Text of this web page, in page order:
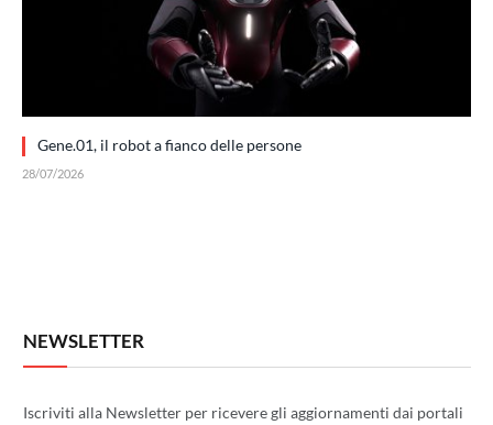
Gene.01, il robot a fianco delle persone
28/07/2026
NEWSLETTER
Iscriviti alla Newsletter per ricevere gli aggiornamenti dai portali